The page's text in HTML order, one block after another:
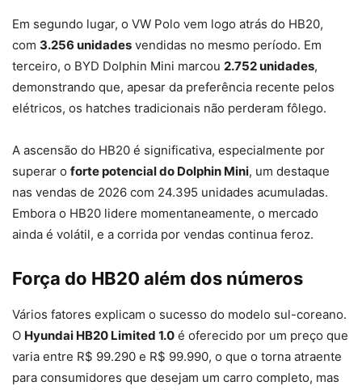
Em segundo lugar, o VW Polo vem logo atrás do HB20,
com 3.256 unidades vendidas no mesmo período. Em
terceiro, o BYD Dolphin Mini marcou 2.752 unidades,
demonstrando que, apesar da preferência recente pelos
elétricos, os hatches tradicionais não perderam fôlego.
A ascensão do HB20 é significativa, especialmente por
superar o forte potencial do Dolphin Mini, um destaque
nas vendas de 2026 com 24.395 unidades acumuladas.
Embora o HB20 lidere momentaneamente, o mercado
ainda é volátil, e a corrida por vendas continua feroz.
Força do HB20 além dos números
Vários fatores explicam o sucesso do modelo sul-coreano.
O Hyundai HB20 Limited 1.0 é oferecido por um preço que
varia entre R$ 99.290 e R$ 99.990, o que o torna atraente
para consumidores que desejam um carro completo, mas